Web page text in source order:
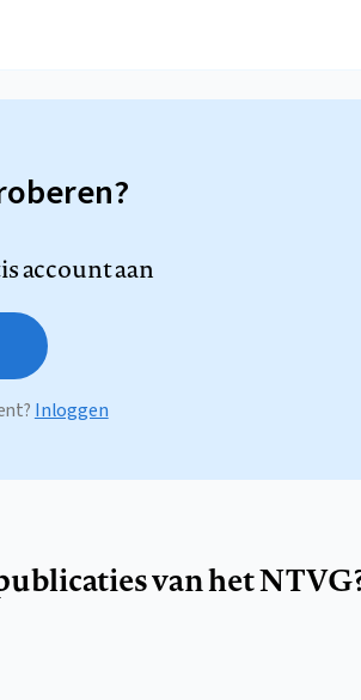
account aan
Inloggen
van het